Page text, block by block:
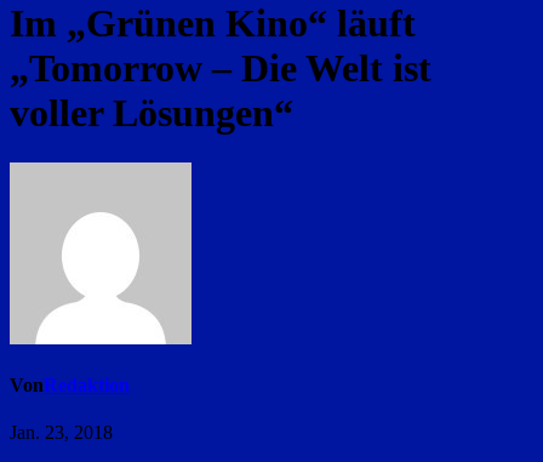
Im „Grünen Kino“ läuft
„Tomorrow – Die Welt ist
voller Lösungen“
VonRedaktion
Jan. 23, 2018